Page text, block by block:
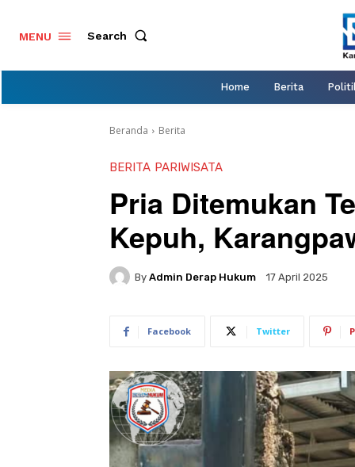
MENU Search
Home Berita
Beranda Berita
BERITA PARIWISATA
Pria Ditemukan
Kepuh,
By Admin Derap Hukum 17 April 2025
Facebook Twitter